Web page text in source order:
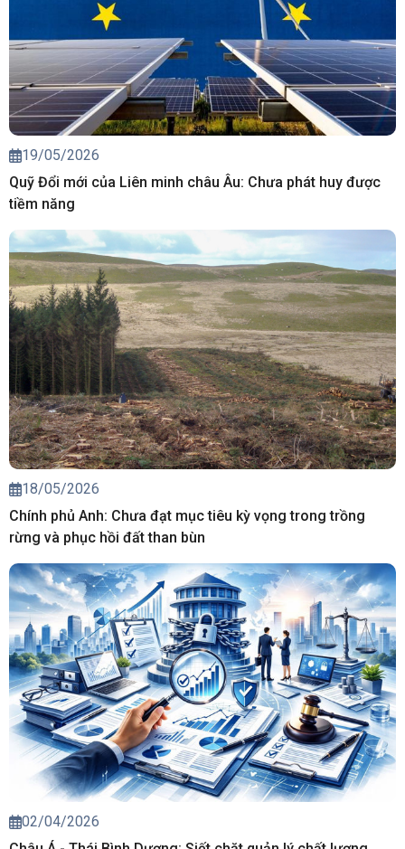
19/05/2026
Quỹ Đổi mới của Liên minh châu Âu: Chưa phát huy được
tiềm năng
18/05/2026
Chính phủ Anh: Chưa đạt mục tiêu kỳ vọng trong trồng
rừng và phục hồi đất than bùn
02/04/2026